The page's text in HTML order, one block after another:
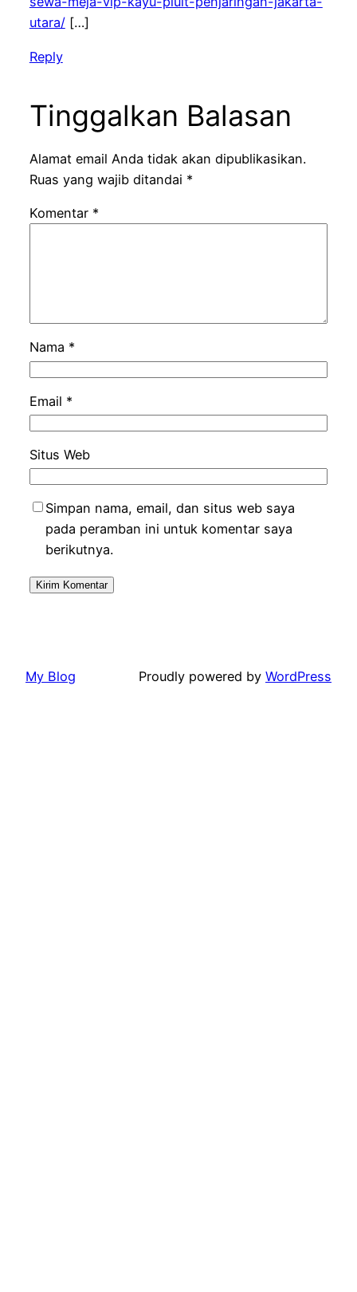
utara/[…]
Reply
Tinggalkan Balasan
Alamat email Anda tidak akan dipublikasikan.
Ruas yang wajib ditandai *
Komentar *
Nama *
Email *
Situs Web
Simpan nama, email, dan situs web saya
pada peramban ini untuk komentar saya
berikutnya.
My Blog Proudly powered by WordPress